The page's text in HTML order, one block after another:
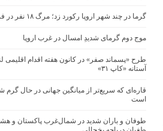
گرما در چند شهر اروپا رکورد زد؛ مرگ ۱۸ نفر در فرانسه
موج دوم گرمای شدیدِ امسال در غرب اروپا
طرح «پسماند صفر» در کانون هفته اقدام اقلیمی
آستانه «کاپ ۳۱»
قاره‌ای که سریع‌تر از میانگین جهانی در حال گرم
است
طوفان و باران شدید در شمال‌غرب پاکستان و